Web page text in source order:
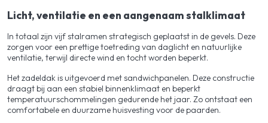
Licht, ventilatie en een aangenaam stalklimaat
In totaal zijn vijf stalramen strategisch geplaatst in de gevels. Deze
zorgen voor een prettige toetreding van daglicht en natuurlijke
ventilatie, terwijl directe wind en tocht worden beperkt.
Het zadeldak is uitgevoerd met sandwichpanelen. Deze constructie
draagt bij aan een stabiel binnenklimaat en beperkt
temperatuurschommelingen gedurende het jaar. Zo ontstaat een
comfortabele en duurzame huisvesting voor de paarden.